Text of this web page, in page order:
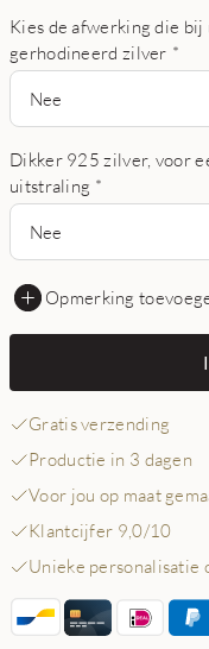
Kies de afwerking die
gerhodineerd zilver *
Nee
Dikker 925 zilver, voor
uitstraling *
Nee
Opmerking
Gratis verzending
Productie in 3 dagen
Voor jou op maat
Klantcijfer 9,0/10
Unieke personalisatie